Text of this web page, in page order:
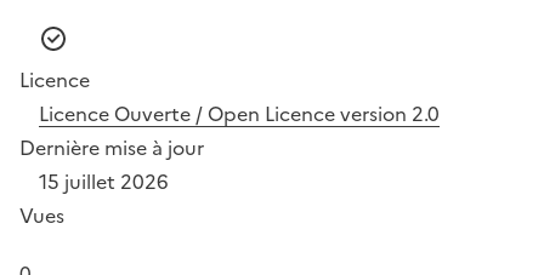
Licence
Licence Ouverte / Open Licence version 2.0
Dernière mise à jour
15 juillet 2026
Vues